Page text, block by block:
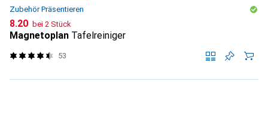
Zubehör Präsentieren
CHF
8.20 bei 2 Stück
Magnetoplan Tafelreiniger
53